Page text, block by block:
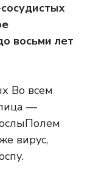
восьми лет
Во всем
—
Полем
вирус,